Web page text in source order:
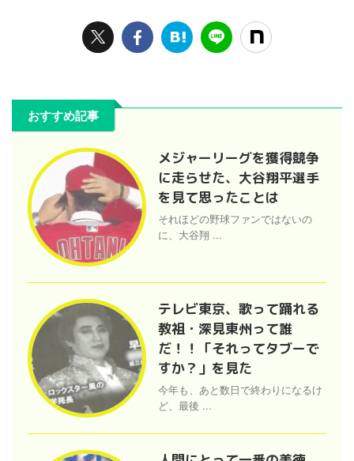
おすすめ記事
メジャーリーグを獲得競争
に走らせた、大谷翔平選手
を見て思ったことは
それほどの野球ファンではないの
に、大谷翔 ...
テレビ東京、歌って踊れる
教祖・深見東州って誰
だ！！「それってタブーで
すか？」を見た
今年も、あと数日で終わりになるけ
ど、最後 ...